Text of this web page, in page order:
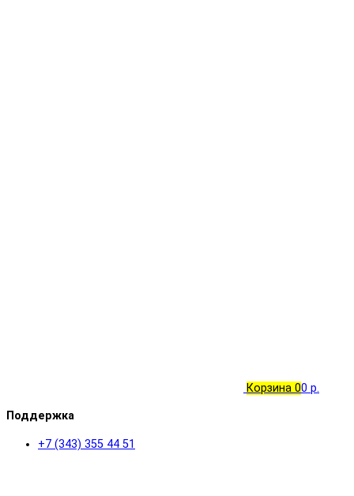
Корзина 00 р.
Поддержка
+7 (343) 355 44 51